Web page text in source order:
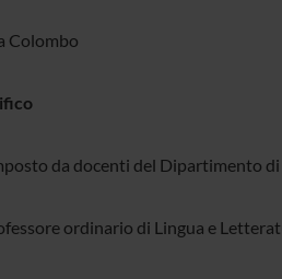
Colombo
da docenti del Dipartimento
ordinario di Lingua e